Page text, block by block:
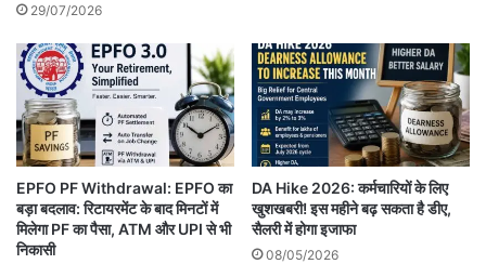
29/07/2026
EPFO PF Withdrawal: EPFO का
बड़ा बदलाव: रिटायरमेंट के बाद मिनटों में
मिलेगा PF का पैसा, ATM और UPI से भी
निकासी
DA Hike 2026: कर्मचारियों के लिए
खुशखबरी! इस महीने बढ़ सकता है डीए,
सैलरी में होगा इजाफा
08/05/2026